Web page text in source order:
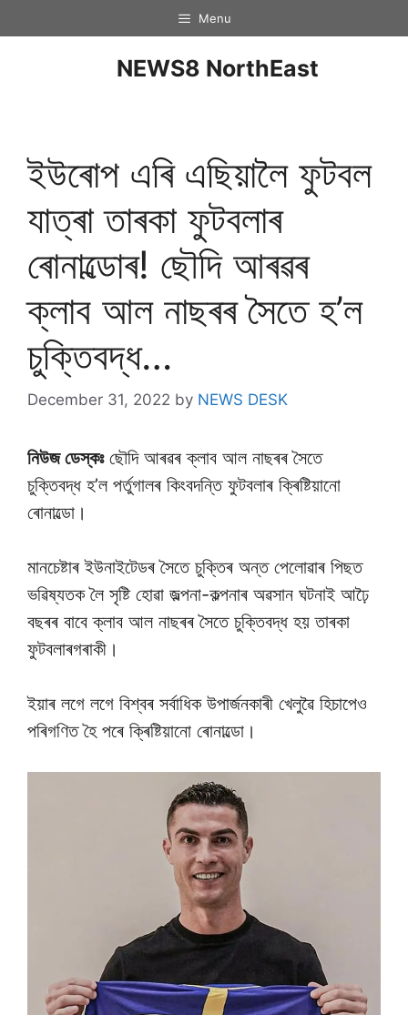
Menu
NEWS8 NorthEast
ইউৰোপ এৰি এছিয়ালৈ ফুটবল
যাত্ৰা তাৰকা ফুটবলাৰ
ৰোনাল্ডোৰ! ছৌদি আৰৱৰ
ক্লাব আল নাছৰৰ সৈতে হ’ল
চুক্তিবদ্ধ…
December 31, 2022 by NEWS DESK
নিউজ ডেস্কঃছৌদি আৰৱৰ ক্লাব আল নাছৰৰ সৈতে
চুক্তিবদ্ধ হ’ল পৰ্তুগালৰ কিংবদন্তি ফুটবলাৰ ক্ৰিষ্টিয়ানো
ৰোনাল্ডো।
মানচেষ্টাৰ ইউনাইটেডৰ সৈতে চুক্তিৰ অন্ত পেলোৱাৰ পিছত
ভৱিষ্যতক লৈ সৃষ্টি হোৱা জল্পনা-কল্পনাৰ অৱসান ঘটনাই আঢ়ৈ
বছৰৰ বাবে ক্লাব আল নাছৰৰ সৈতে চুক্তিবদ্ধ হয় তাৰকা
ফুটবলাৰগৰাকী।
ইয়াৰ লগে লগে বিশ্বৰ সৰ্বাধিক উপাৰ্জনকাৰী খেলুৱৈ হিচাপেও
পৰিগণিত হৈ পৰে ক্ৰিষ্টিয়ানো ৰোনাল্ডো।